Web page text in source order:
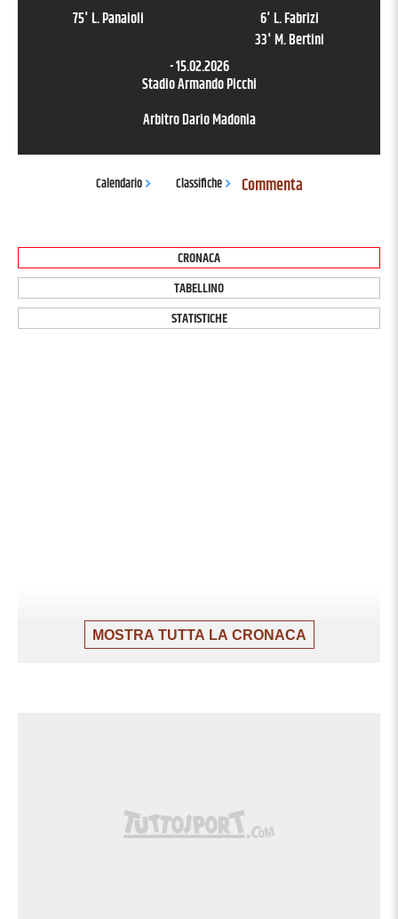
75' L. Panaioli 6' L. Fabrizi
33' M. Bertini
-15.02.2026
Stadio Armando Picchi
ArbitroDario Madonia
Calendario Classifiche Commenta
CRONACA
TABELLINO
STATISTICHE
MOSTRA TUTTA LA CRONACA